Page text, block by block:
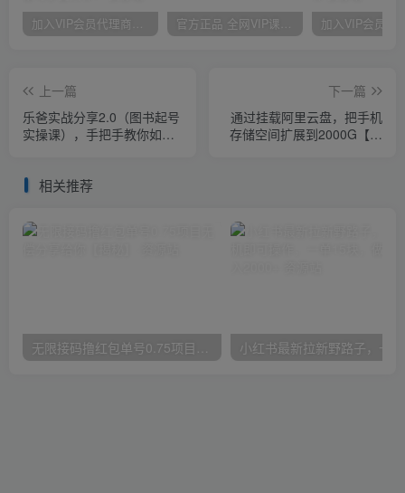
加入VIP会员代理商，享90%的推广提成，免费学习多种网上创业课程，菜鸟秒变大神！ 官方正品 全网VIP课程 无损下载~
上一篇
乐爸实战分享2.0（图书起号
实操课），手把手教你如何
下一篇
通过挂载阿里云盘，把手机
存储空间扩展到2000G【详
相关推荐